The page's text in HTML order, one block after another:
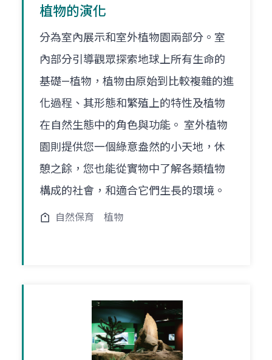
植物的演化
分為室內展示和室外植物園兩部分。室
內部分引導觀眾探索地球上所有生命的
基礎—植物，植物由原始到比較複雜的進
化過程、其形態和繁殖上的特性及植物
在自然生態中的角色與功能。 室外植物
園則提供您一個綠意盎然的小天地，休
憩之餘，您也能從實物中了解各類植物
構成的社會，和適合它們生長的環境。
自然保育 植物